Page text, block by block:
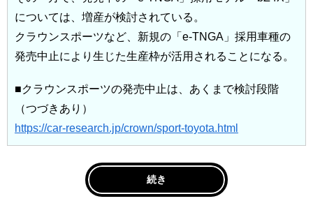
については、増産が検討されている。
クラウンスポーツなど、新規の「e-TNGA」採用車種の
発売中止により生じた生産枠が活用されることになる。
■クラウンスポーツの発売中止は、あくまで検討段階
（つづきあり）
https://car-research.jp/crown/sport-toyota.html
続き